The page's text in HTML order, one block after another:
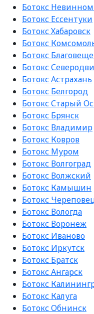
Ботокс
Ботокс Ессентуки
Ботокс Хабаровск
Ботокс
Ботокс
Ботокс
Ботокс Астрахань
Ботокс Белгород
Ботокс Старый
Ботокс Брянск
Ботокс Владимир
Ботокс Ковров
Ботокс Муром
Ботокс Волгоград
Ботокс Волжский
Ботокс Камышин
Ботокс
Ботокс Вологда
Ботокс Воронеж
Ботокс Иваново
Ботокс Иркутск
Ботокс Братск
Ботокс Ангарск
Ботокс
Ботокс Калуга
Ботокс Обнинск